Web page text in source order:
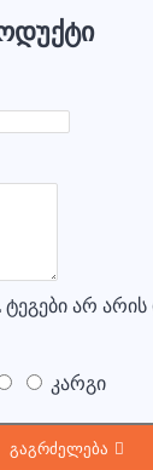
ტეგები არ
კარგი
გაგრძელება